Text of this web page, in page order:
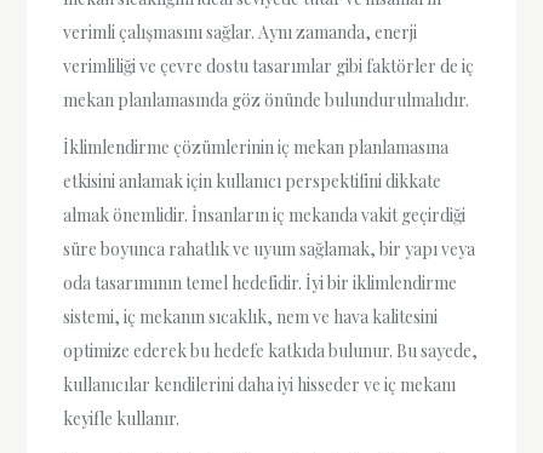
verimli çalışmasını sağlar. Aynı zamanda, enerji
verimliliği ve çevre dostu tasarımlar gibi faktörler de iç
mekan planlamasında göz önünde bulundurulmalıdır.
İklimlendirme çözümlerinin iç mekan planlamasına
etkisini anlamak için kullanıcı perspektifini dikkate
almak önemlidir. İnsanların iç mekanda vakit geçirdiği
süre boyunca rahatlık ve uyum sağlamak, bir yapı veya
oda tasarımının temel hedefidir. İyi bir iklimlendirme
sistemi, iç mekanın sıcaklık, nem ve hava kalitesini
optimize ederek bu hedefe katkıda bulunur. Bu sayede,
kullanıcılar kendilerini daha iyi hisseder ve iç mekanı
keyifle kullanır.